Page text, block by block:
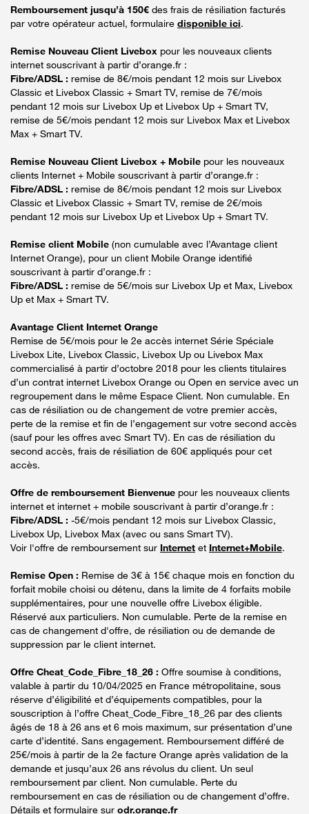
Remboursement jusqu’à 150€ des frais de résiliation facturés
par votre opérateur actuel, formulaire disponible ici.
Remise Nouveau Client Livebox pour les nouveaux clients
internet souscrivant à partir d’orange.fr :
Fibre/ADSL : remise de 8€/mois pendant 12 mois sur Livebox
Classic et Livebox Classic + Smart TV, remise de 7€/mois
pendant 12 mois sur Livebox Up et Livebox Up + Smart TV,
remise de 5€/mois pendant 12 mois sur Livebox Max et Livebox
Max + Smart TV.
Remise Nouveau Client Livebox + Mobile pour les nouveaux
clients Internet + Mobile souscrivant à partir d’orange.fr :
Fibre/ADSL : remise de 8€/mois pendant 12 mois sur Livebox
Classic et Livebox Classic + Smart TV, remise de 2€/mois
pendant 12 mois sur Livebox Up et Livebox Up + Smart TV.
Remise client Mobile (non cumulable avec l’Avantage client
Internet Orange), pour un client Mobile Orange identifié
souscrivant à partir d’orange.fr :
Fibre/ADSL : remise de 5€/mois sur Livebox Up et Max, Livebox
Up et Max + Smart TV.
Avantage Client Internet Orange
Remise de 5€/mois pour le 2e accès internet Série Spéciale
Livebox Lite, Livebox Classic, Livebox Up ou Livebox Max
commercialisé à partir d’octobre 2018 pour les clients titulaires
d’un contrat internet Livebox Orange ou Open en service avec un
regroupement dans le même Espace Client. Non cumulable. En
cas de résiliation ou de changement de votre premier accès,
perte de la remise et fin de l’engagement sur votre second accès
(sauf pour les offres avec Smart TV). En cas de résiliation du
second accès, frais de résiliation de 60€ appliqués pour cet
accès.
Offre de remboursement Bienvenue pour les nouveaux clients
internet et internet + mobile souscrivant à partir d’orange.fr :
Fibre/ADSL : -5€/mois pendant 12 mois sur Livebox Classic,
Livebox Up, Livebox Max (avec ou sans Smart TV).
Voir l'offre de remboursement sur Internet et Internet+Mobile.
Remise Open : Remise de 3€ à 15€ chaque mois en fonction du
forfait mobile choisi ou détenu, dans la limite de 4 forfaits mobile
supplémentaires, pour une nouvelle offre Livebox éligible.
Réservé aux particuliers. Non cumulable. Perte de la remise en
cas de changement d'offre, de résiliation ou de demande de
suppression par le client internet.
Offre Cheat_Code_Fibre_18_26 : Offre soumise à conditions,
valable à partir du 10/04/2025 en France métropolitaine, sous
réserve d’éligibilité et d’équipements compatibles, pour la
souscription à l’offre Cheat_Code_Fibre_18_26 par des clients
âgés de 18 à 26 ans et 6 mois maximum, sur présentation d’une
carte d’identité. Sans engagement. Remboursement différé de
25€/mois à partir de la 2e facture Orange après validation de la
demande et jusqu’aux 26 ans révolus du client. Un seul
remboursement par client. Non cumulable. Perte du
remboursement en cas de résiliation ou de changement d’offre.
Détails et formulaire sur odr.orange.fr